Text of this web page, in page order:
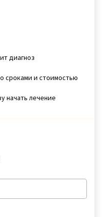
диагноз
сроками и стоимостью
начать лечение